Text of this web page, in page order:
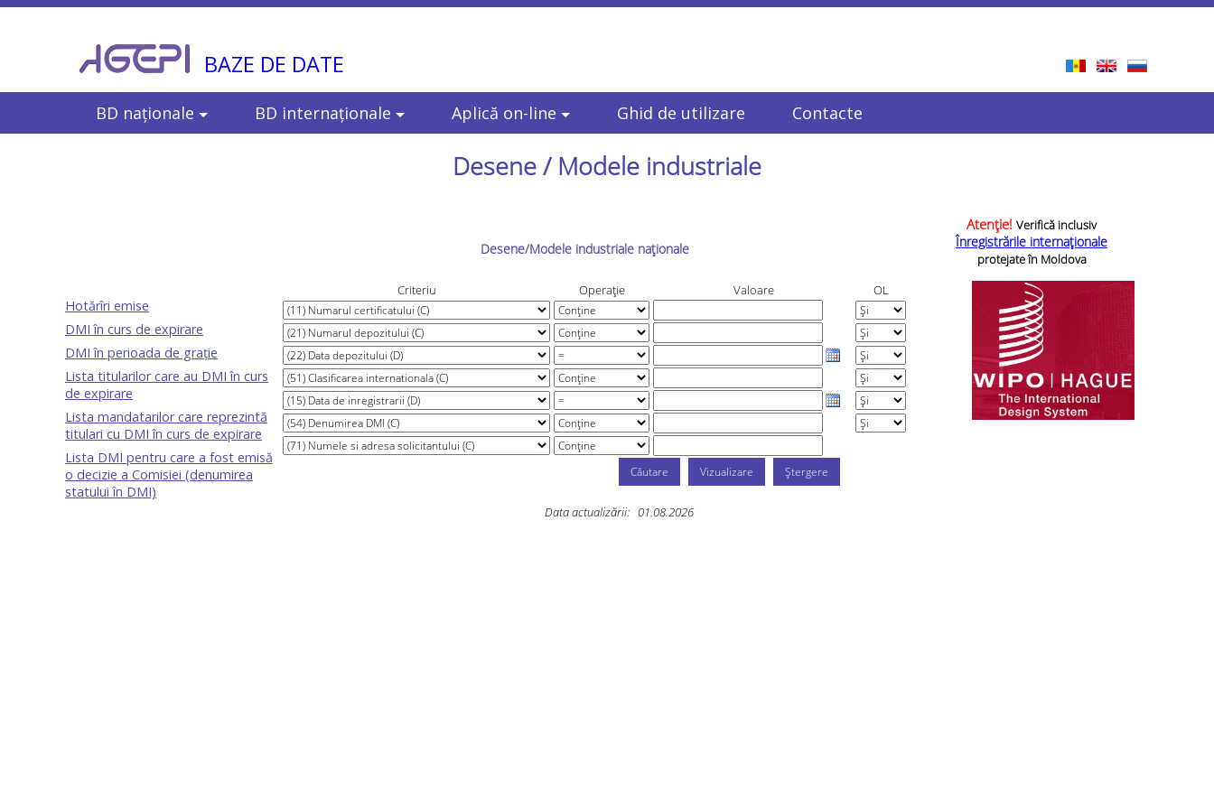
BAZE DE DATE
BD naționale BD internaționale Aplică on-line Ghid de utilizare Contacte
Desene / Modele industriale
Desene/Modele industriale naționale
Atenție! Verifică inclusiv
Înregistrările internaționale
protejate în Moldova
Hotărîri emise
DMI în curs de expirare
DMI în perioada de grație
Lista titularilor care au DMI în curs
de expirare
Lista mandatarilor care reprezintă
titulari cu DMI în curs de expirare
Lista DMI pentru care a fost emisă
o decizie a Comisiei (denumirea
statului în DMI)
Criteriu Operație Valoare OL
Data actualizării: 01.08.2026